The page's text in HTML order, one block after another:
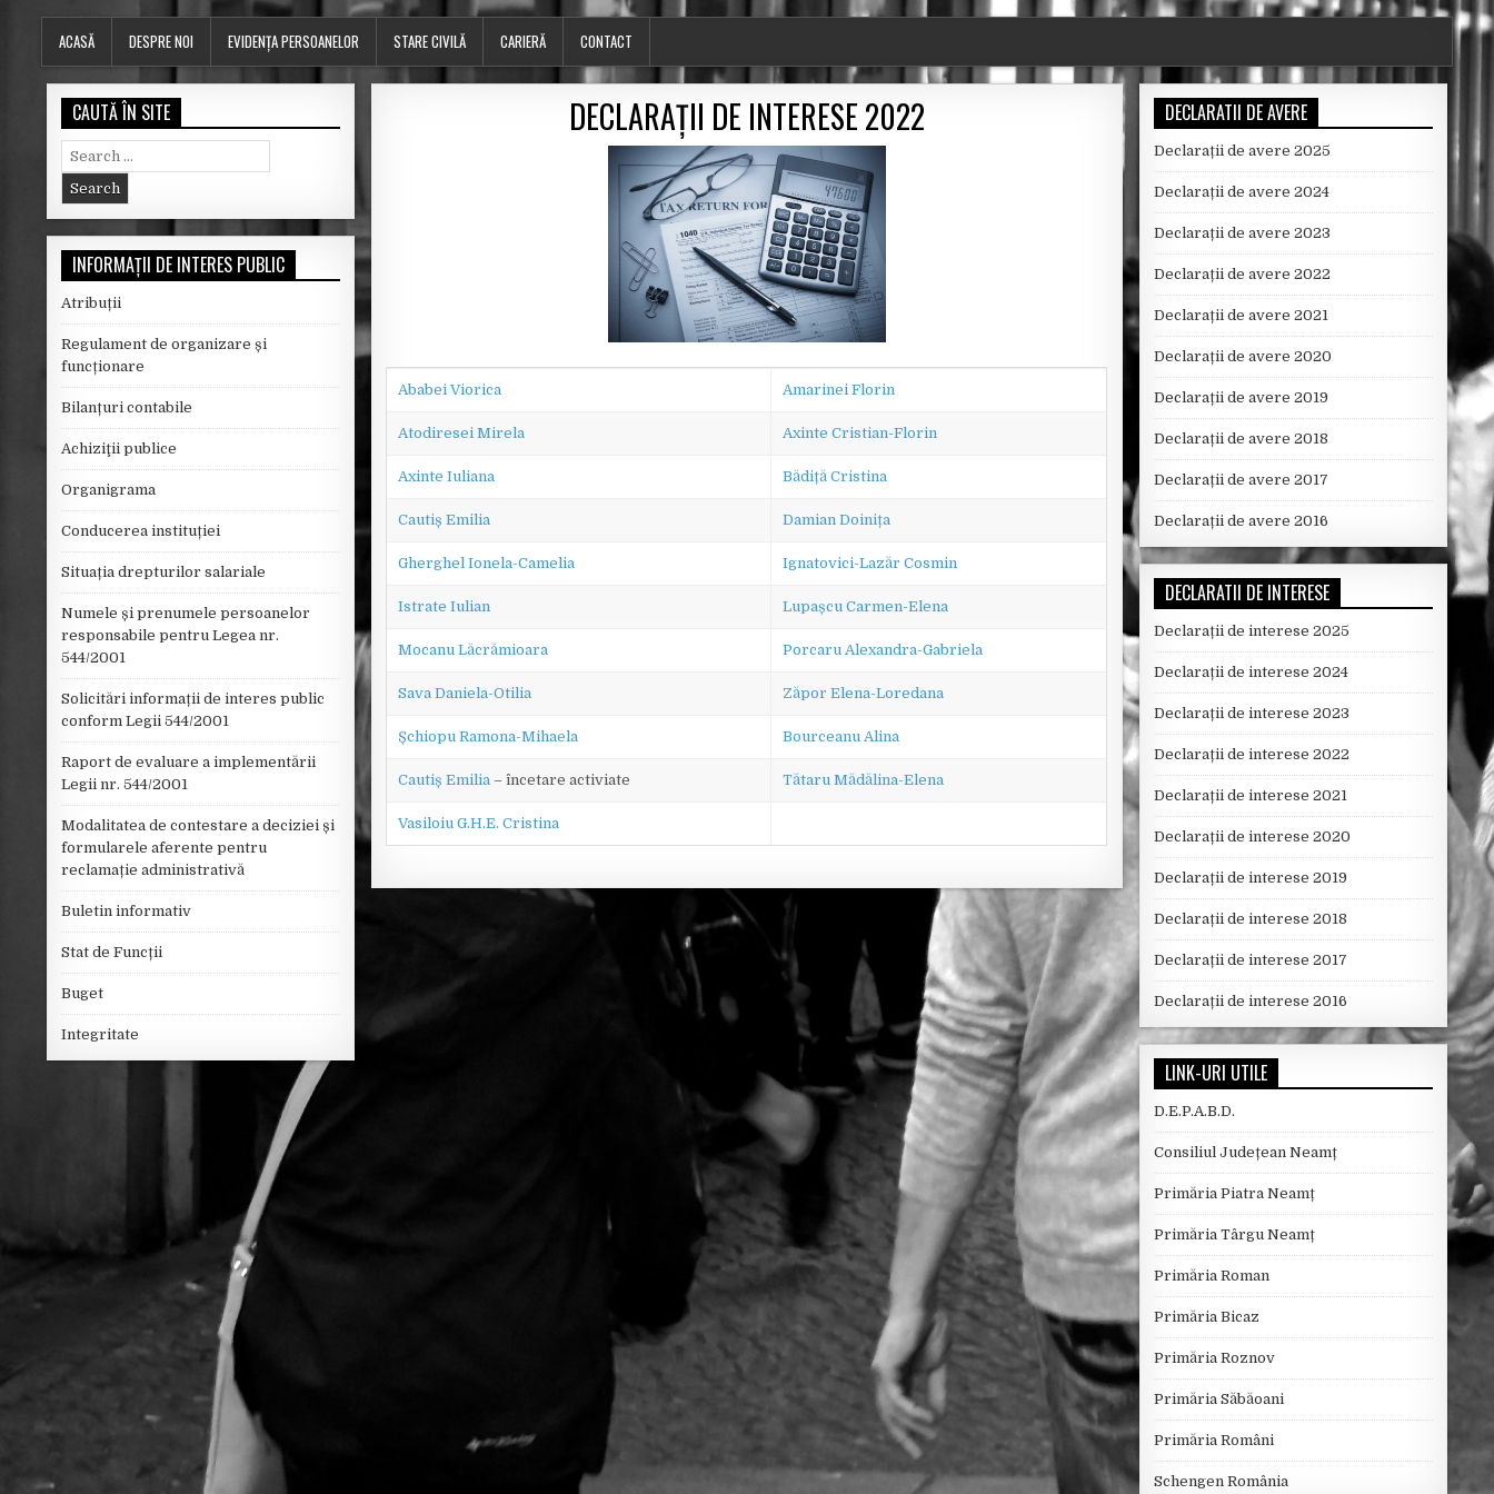
ACASĂ DESPRE NOI EVIDENȚA PERSOANELOR STARE CIVILĂ CARIERĂ CONTACT
DECLARAȚII DE INTERESE 2022
Ababei Viorica Amarinei Florin
Atodiresei Mirela Axinte Cristian-Florin
Axinte Iuliana Bădiță Cristina
Cautiș Emilia Damian Doinița
Gherghel Ionela-Camelia Ignatovici-Lazăr Cosmin
Istrate Iulian Lupașcu Carmen-Elena
Mocanu Lăcrămioara Porcaru Alexandra-Gabriela
Sava Daniela-Otilia Zăpor Elena-Loredana
Șchiopu Ramona-Mihaela Bourceanu Alina
Cautiș Emilia – încetare activiate Tătaru Mădălina-Elena
Vasiloiu G.H.E. Cristina
CAUTĂ ÎN SITE
e
r
c
f
o
r
:
INFORMAȚII DE INTERES PUBLIC
Atribuții
Regulament de organizare și
funcționare
Bilanțuri contabile
Achiziţii publice
Organigrama
Conducerea instituției
Situația drepturilor salariale
Numele și prenumele persoanelor
responsabile pentru Legea nr.
544/2001
Solicitări informații de interes public
conform Legii 544/2001
Raport de evaluare a implementării
Legii nr. 544/2001
Modalitatea de contestare a deciziei și
formularele aferente pentru
reclamație administrativă
Buletin informativ
Stat de Funcții
Buget
Integritate
DECLARATII DE AVERE
Declarații de avere 2025
Declarații de avere 2024
Declarații de avere 2023
Declarații de avere 2022
Declarații de avere 2021
Declarații de avere 2020
Declarații de avere 2019
Declarații de avere 2018
Declarații de avere 2017
Declarații de avere 2016
DECLARATII DE INTERESE
Declarații de interese 2025
Declarații de interese 2024
Declarații de interese 2023
Declarații de interese 2022
Declarații de interese 2021
Declarații de interese 2020
Declarații de interese 2019
Declarații de interese 2018
Declarații de interese 2017
Declarații de interese 2016
LINK-URI UTILE
D.E.P.A.B.D.
Consiliul Județean Neamț
Primăria Piatra Neamț
Primăria Târgu Neamț
Primăria Roman
Primăria Bicaz
Primăria Roznov
Primăria Săbăoani
Primăria Români
Schengen România